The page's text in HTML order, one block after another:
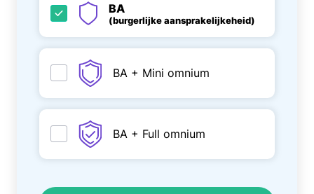
BA
(burgerlijke aansprakelijkeheid)
BA + Mini omnium
BA + Full omnium